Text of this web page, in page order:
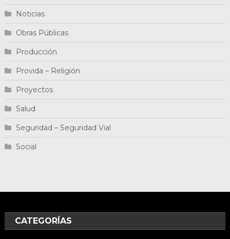
Noticias
Obras Públicas
Producción
Provida – Religión
Proyectos
Salud
Seguridad – Seguridad Vial
Social
CATEGORÍAS